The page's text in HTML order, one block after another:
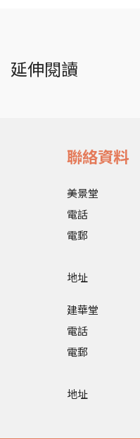
延伸閱讀
聯絡資料
美景堂
電話
電郵
地址
建華堂
電話
電郵
地址